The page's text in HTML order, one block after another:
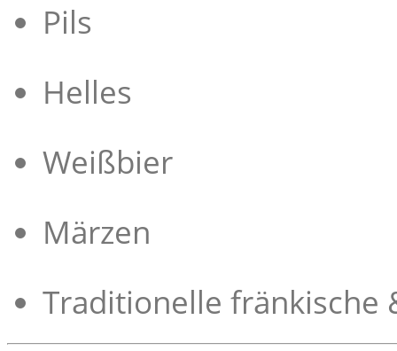
Pils
Helles
Weißbier
Märzen
Traditionelle fränkische